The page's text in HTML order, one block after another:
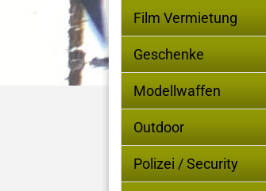
Film Vermietung
Geschenke
Modellwaffen
Outdoor
Polizei / Security